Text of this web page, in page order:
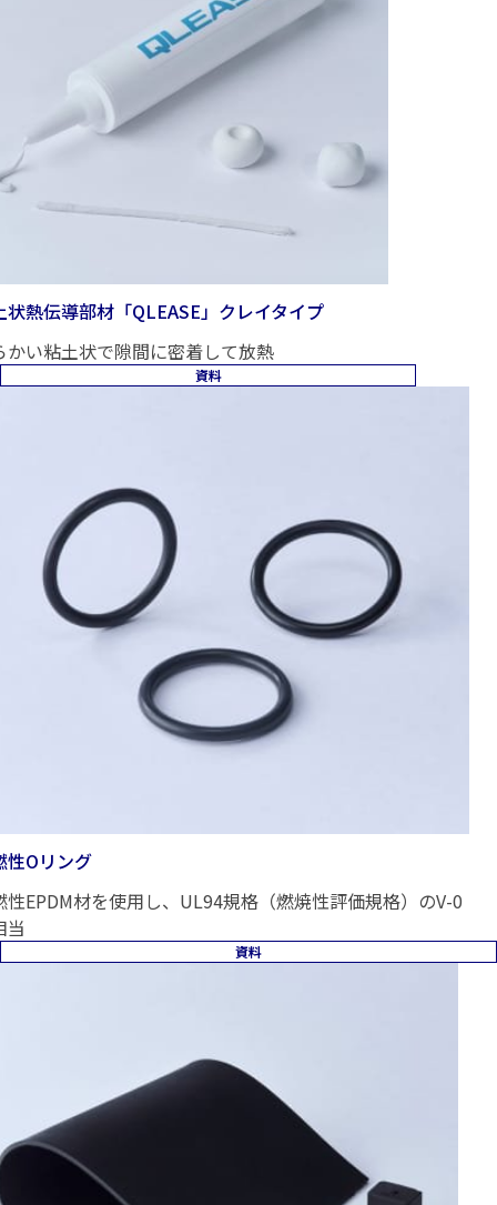
状熱伝導部材「QLEASE」クレイタイプ
かい粘土状で隙間に密着して放熱
資料
性Oリング
性EPDM材を使用し、UL94規格（燃焼性評価規格）のV-0
当
資料